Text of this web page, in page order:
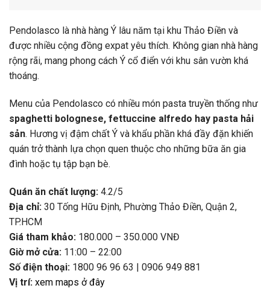
Pendolasco là nhà hàng Ý lâu năm tại khu Thảo Điền và
được nhiều cộng đồng expat yêu thích. Không gian nhà hàng
rộng rãi, mang phong cách Ý cổ điển với khu sân vườn khá
thoáng.
Menu của Pendolasco có nhiều món pasta truyền thống như
spaghetti bolognese, fettuccine alfredo hay pasta hải
sản. Hương vị đậm chất Ý và khẩu phần khá đầy đặn khiến
quán trởthành lựa chọn quen thuộc cho những bữa ăn gia
đình hoặc tụ tập bạn bè.
Quán ăn chất lượng: 4.2/5
Địa chỉ: 30 Tống Hữu Định, Phường Thảo Điền, Quận 2,
TP.HCM
Giá tham khảo: 180.000 – 350.000 VNĐ
Giờ mở cửa: 11:00 – 22:00
Sốđiện thoại: 1800 96 96 63 | 0906 949 881
Vị trí: xem maps ởđây